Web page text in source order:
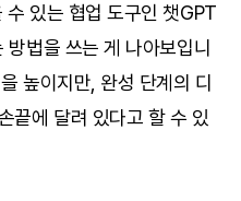
있는 협업 도구인 챗GPT
법을 쓰는 게 나아보입니
높이지만, 완성 단계의 디
끝에 달려 있다고 할 수 있